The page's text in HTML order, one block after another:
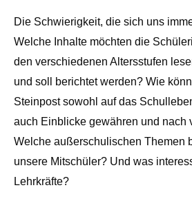
Die Schwierigkeit, die sich uns
Welche Inhalte möchten die
den verschiedenen Altersstufen
und soll berichtet werden? Wie
Steinpost sowohl auf das
auch Einblicke gewähren und nach
Welche außerschulischen Themen
unsere Mitschüler? Und was
Lehrkräfte?